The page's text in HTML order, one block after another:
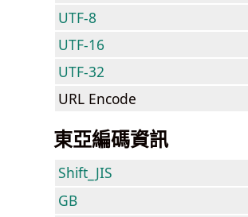
UTF-8
UTF-16
UTF-32
URL Encode
東亞編碼資訊
Shift_JIS
GB